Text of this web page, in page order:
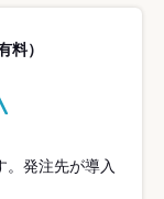
料）
。発注先が導入